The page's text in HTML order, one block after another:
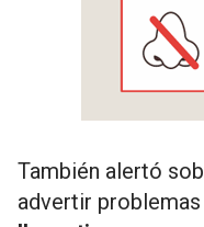
También alertó
advertir